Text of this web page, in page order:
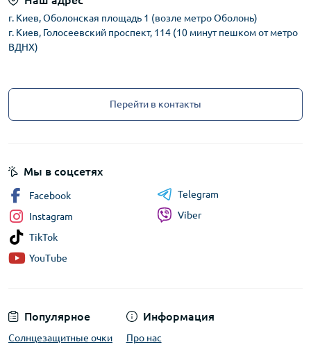
г. Киев, Оболонская площадь 1 (возле метро Оболонь)
г. Киев, Голосеевский проспект, 114 (10 минут пешком от метро
ВДНХ)
Перейти в контакты
Популярное
Солнцезащитные очки
Информация
Про нас
Мы в соцсетях
Facebook
Instagram
TikTok
YouTube
Telegram
Viber